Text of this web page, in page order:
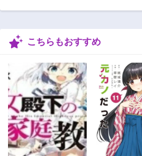
第33話
第31話
第29話
2年前
第27話
2年前
第25話
2年前
こちらもおすすめ